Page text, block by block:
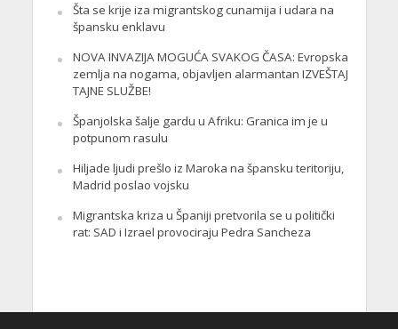
Šta se krije iza migrantskog cunamija i udara na
špansku enklavu
NOVA INVAZIJA MOGUĆA SVAKOG ČASA: Evropska
zemlja na nogama, objavljen alarmantan IZVEŠTAJ
TAJNE SLUŽBE!
Španjolska šalje gardu u Afriku: Granica im je u
potpunom rasulu
Hiljade ljudi prešlo iz Maroka na špansku teritoriju,
Madrid poslao vojsku
Migrantska kriza u Španiji pretvorila se u politički
rat: SAD i Izrael provociraju Pedra Sancheza